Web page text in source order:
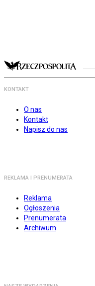
KONTAKT
O nas
Kontakt
Napisz do nas
REKLAMA I PRENUMERATA
Reklama
Ogłoszenia
Prenumerata
Archiwum